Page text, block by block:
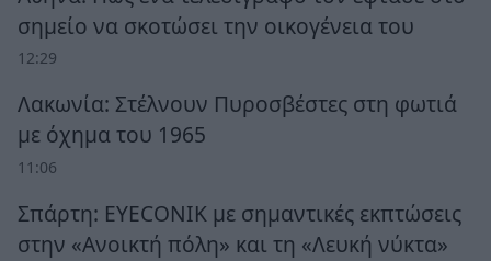
σημείο να σκοτώσει την οικογένεια του
12:29
Λακωνία: Στέλνουν Πυροσβέστες στη φωτιά
με όχημα του 1965
11:06
Σπάρτη: EYECONIK με σημαντικές εκπτώσεις
στην «Ανοικτή πόλη» και τη «Λευκή νύκτα»